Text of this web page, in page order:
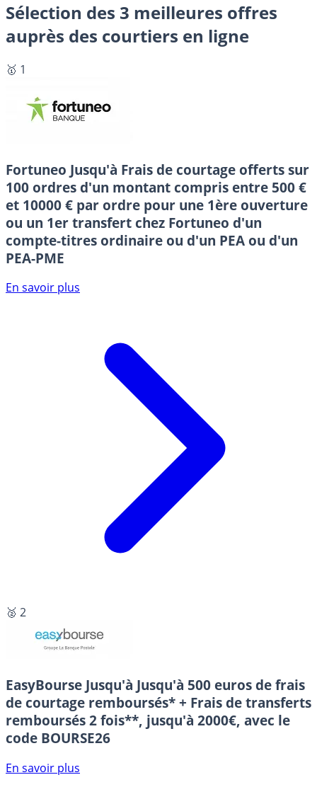
Sélection des 3 meilleures offres
auprès des courtiers en ligne
🥇 1
Fortuneo Jusqu'à Frais de courtage offerts sur
100 ordres d'un montant compris entre 500 €
et 10000 € par ordre pour une 1ère ouverture
ou un 1er transfert chez Fortuneo d'un
compte-titres ordinaire ou d'un PEA ou d'un
PEA-PME
En savoir plus
🥈 2
EasyBourse Jusqu'à Jusqu'à 500 euros de frais
de courtage remboursés* + Frais de transferts
remboursés 2 fois**, jusqu'à 2000€, avec le
code BOURSE26
En savoir plus